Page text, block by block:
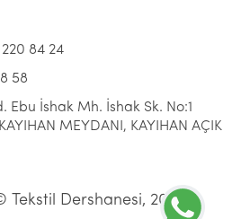
84 24
58
Ebu İshak Mh. İshak Sk. No:1
MEYDANI, KAYIHAN AÇIK
Dershanesi, 2021